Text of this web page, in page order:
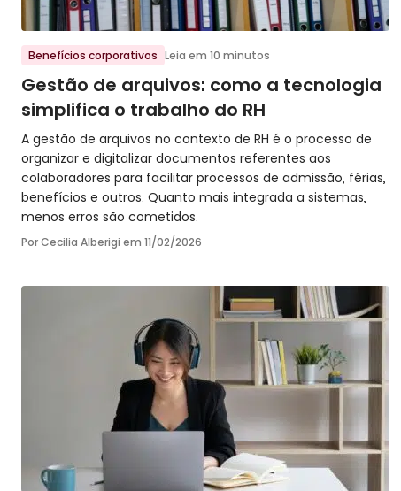
Ir para o post
Benefícios corporativos Leia em 10 minutos
Gestão de arquivos: como a tecnologia
simplifica o trabalho do RH
A gestão de arquivos no contexto de RH é o processo de
organizar e digitalizar documentos referentes aos
colaboradores para facilitar processos de admissão, férias,
benefícios e outros. Quanto mais integrada a sistemas,
menos erros são cometidos.
Por Cecilia Alberigi em 11/02/2026